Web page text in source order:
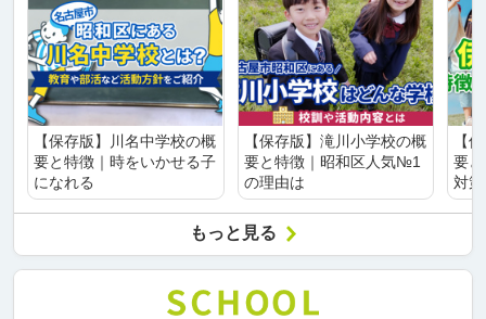
【保存版】川名中学校の概
要と特徴｜時をいかせる子
になれる
【保存版】滝川小学校の概
要と特徴｜昭和区人気№1
の理由は
【
要
対
もっと見る